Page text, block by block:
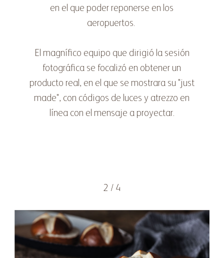
en el que poder reponerse en los
aeropuertos.
El magnífico equipo que dirigió la sesión
fotográfica se focalizó en obtener un
producto real, en el que se mostrara su "just
made", con códigos de luces y atrezzo en
línea con el mensaje a proyectar.
2 / 4